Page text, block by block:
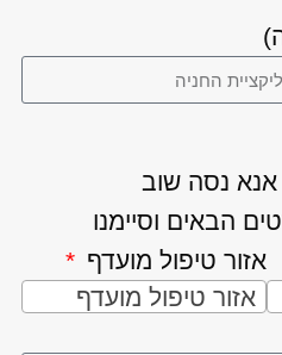
אנא נסה שוב
הבאים וסיימנו
אזור טיפול מועדף
אזור טיפול מועדף